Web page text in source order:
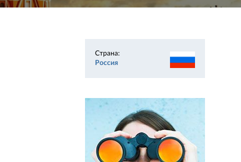
Страна:
Россия